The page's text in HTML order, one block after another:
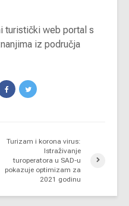
turistički web portal s
iz područja
Turizam i korona virus:
Istraživanje
turoperatora u SAD-u
pokazuje optimizam za
2021 godinu